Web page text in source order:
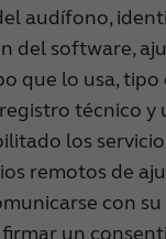
audífono,
del software,
que lo usa, tipo
técnico y
los
remotos de
con su
un